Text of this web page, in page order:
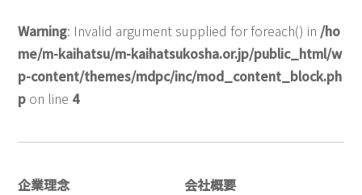
Warning: Invalid argument supplied for foreach() in /ho
me/m-kaihatsu/m-kaihatsukosha.or.jp/public_html/w
p-content/themes/mdpc/inc/mod_content_block.ph
p on line 4
企業理念 会社概要